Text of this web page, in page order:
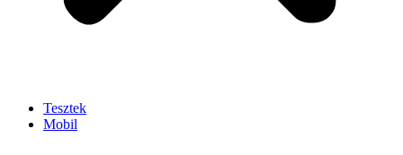
Tesztek
Mobil